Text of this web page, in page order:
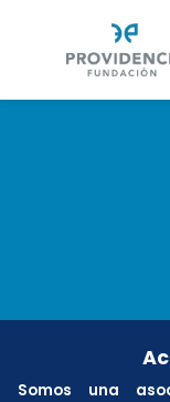
Somos una